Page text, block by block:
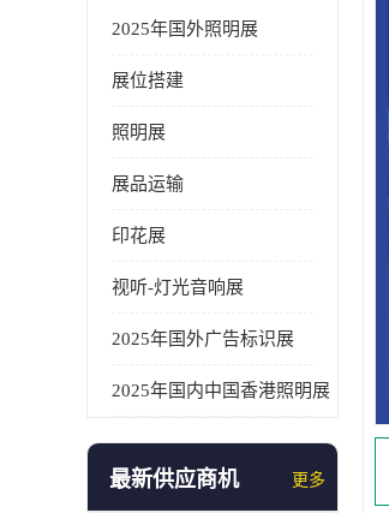
2025年国外照明展
展位搭建
照明展
展品运输
印花展
视听-灯光音响展
2025年国外广告标识展
2025年国内中国香港照明展
最新供应商机 更多